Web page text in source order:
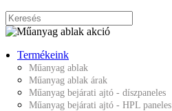
Termékeink
Műanyag ablak
Műanyag ablak árak
Műanyag bejárati ajtó - díszpaneles
Műanyag bejárati ajtó - HPL paneles